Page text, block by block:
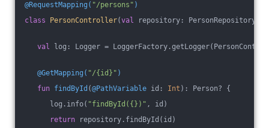
@RequestMapping( "/persons" )
class
PersonController(val repository: PersonRepository) {
val log: Logger =
@GetMapping( "/{id}" )
fun findById (@PathVariable id: Int ) : Person? {
log.info( "findById({})" , id)
return repository.findById(id)